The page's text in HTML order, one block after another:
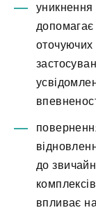
уникнення
допомагає
оточуючих
до
впливає